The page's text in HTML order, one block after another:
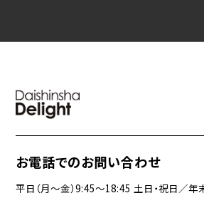
お電話でのお問い合わせ
平日（月〜金）9:45〜18:45 土日・祝日／年